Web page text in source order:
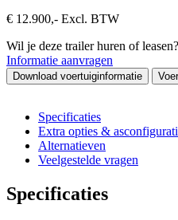
€ 12.900,- Excl. BTW
Wil je deze trailer huren of leasen?
Informatie aanvragen
Download voertuiginformatie
Specificaties
Extra opties &
Alternatieven
Veelgestelde vragen
Specificaties